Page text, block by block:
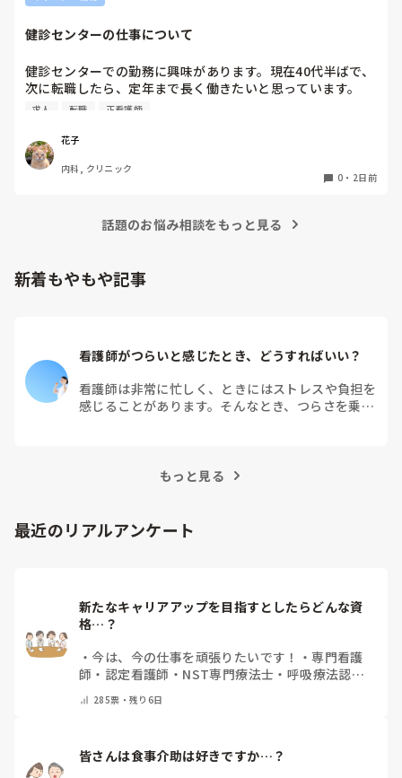
健診センターの仕事について
健診センターでの勤務に興味があります。現在40代半ばで、
次に転職したら、定年まで長く働きたいと思っています。
健診センターは比較的人気があるので、あまり空きがないと
実際、健診センターでの仕事内容は、楽なのでしょうか？ま
た、大変なことは何ですか？
求人 転職 正看護師
花子
内科, クリニック
0 ・ 2日前
話題のお悩み相談をもっと見る
新着もやもや記事
看護師がつらいと感じたとき、どうすればいい？
看護師は非常に忙しく、ときにはストレスや負担を
感じることがあります。そんなとき、つらさを乗り
もっと見る
最近のリアルアンケート
新たなキャリアアップを目指すとしたらどんな資
格…？
・今は、今の仕事を頑張りたいです！ ・専門看護
師 ・ 認定看護師 ・ NST専門療法士 ・ 呼吸療法認定
内視鏡技師・その他(コメントで教えて下さい)
285票・残り6日
皆さんは食事介助は好きですか…？